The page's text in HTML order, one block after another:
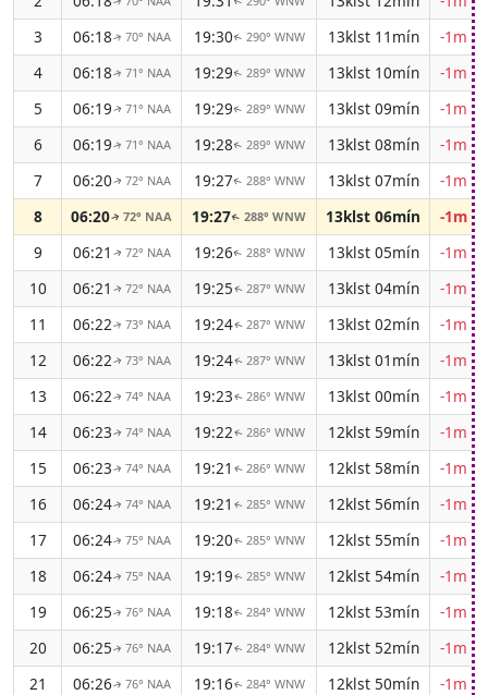
3
06:18↑ 70° NAA 19:30↑ 290° WNW 13klst 11mín
-1m
4
06:18↑ 71° NAA 19:29↑ 289° WNW 13klst 10mín
-1m
5
06:19↑ 71° NAA 19:29↑ 289° WNW 13klst 09mín
-1m
6
06:19↑ 71° NAA 19:28↑ 289° WNW 13klst 08mín
-1m
7
06:20↑ 72° NAA 19:27↑ 288° WNW 13klst 07mín
-1m
8
06:20↑72° NAA 19:27↑288° WNW 13klst 06mín
-1m
9
06:21 ↑ 72° NAA 19:26↑ 288° WNW 13klst 05mín
-1m
10
06:21 ↑ 72° NAA 19:25↑ 287° WNW 13klst 04mín
-1m
11
06:22↑ 73° NAA 19:24↑ 287° WNW 13klst 02mín
-1m
12
06:22↑ 73° NAA 19:24↑ 287° WNW 13klst 01mín
-1m
13
06:22↑ 74° NAA 19:23↑ 286° WNW 13klst 00mín
-1m
14
06:23↑ 74° NAA 19:22↑ 286° WNW 12klst 59mín
-1m
15
06:23↑ 74° NAA 19:21 ↑ 286° WNW 12klst 58mín
-1m
16
06:24↑ 74° NAA 19:21 ↑ 285° WNW 12klst 56mín
-1m
17
06:24↑ 75° NAA 19:20↑ 285° WNW 12klst 55mín
-1m
18
06:24↑ 75° NAA 19:19↑ 285° WNW 12klst 54mín
-1m
19
06:25↑ 76° NAA 19:18↑ 284° WNW 12klst 53mín
-1m
20
06:25↑ 76° NAA 19:17↑ 284° WNW 12klst 52mín
-1m
21
06:26↑ 76° NAA 19:16↑ 284° WNW 12klst 50mín
-1m